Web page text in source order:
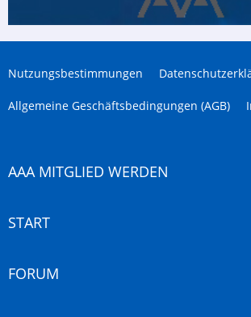
Nutzungsbestimmungen
Allgemeine Geschäftsbedingungen (AGB)
AAA MITGLIED WERDEN
START
FORUM